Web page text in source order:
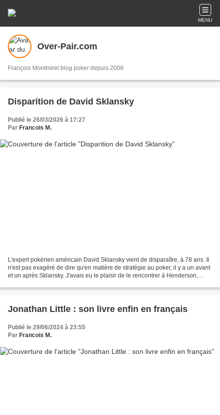
MENU
Over-Pair.com
François Montmirel blog poker depuis 2006
Disparition de David Sklansky
Publié le 26/03/2026 à 17:27
Par Francois M.
L'expert pokérien américain David Sklansky vient de disparaître, à 78 ans. Il
n'est pas exagéré de dire qu'en matière de stratégie au poker, il y a un avant
et un après Sklansky. J'avais eu le plaisir de le rencontrer à Henderson,
Jonathan Little : son livre enfin en français
Publié le 29/06/2024 à 23:55
Par Francois M.